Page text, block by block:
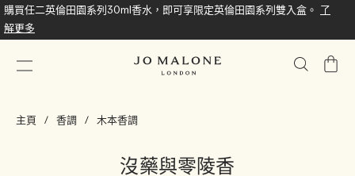
購買任二英倫田園系列30ml香水，即可享限定英倫田園系列雙入盒。
了
解更多
我
主頁 香調 木本香調
沒藥與零陵香